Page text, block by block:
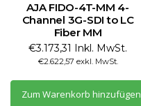
AJA FIDO-4T-MM 4-
Channel 3G-SDI to LC
Fiber MM
€3.173,31 Inkl. MwSt.
€2.622,57 exkl. MwSt.
Zum Warenkorb hinzufügen